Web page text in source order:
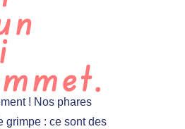
! Nos phares
grimpe : ce sont des